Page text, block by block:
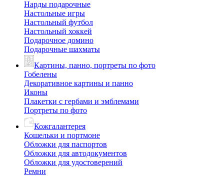
Нарды подарочные
Настольные игры
Настольный футбол
Настольный хоккей
Подарочное домино
Подарочные шахматы
Картины, панно, портреты по фото
Гобелены
Декоративное картины и панно
Иконы
Плакетки с гербами и эмблемами
Портреты по фото
Кожгалантерея
Кошельки и портмоне
Обложки для паспортов
Обложки для автодокументов
Обложки для удостоверений
Ремни